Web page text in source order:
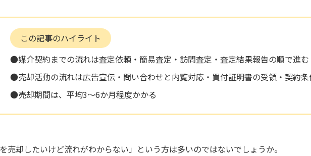
この記事のハイライト
●媒介契約までの流れは査定依頼・簡易査定・訪問査定・査定結果報告の順で進む
●売却活動の流れは広告宣伝・問い合わせと内覧対応・買付証明書の受領・契約
●売却期間は、平均3～6か月程度かかる
を売却したいけど流れがわからない」という方は多いのではないでしょうか。